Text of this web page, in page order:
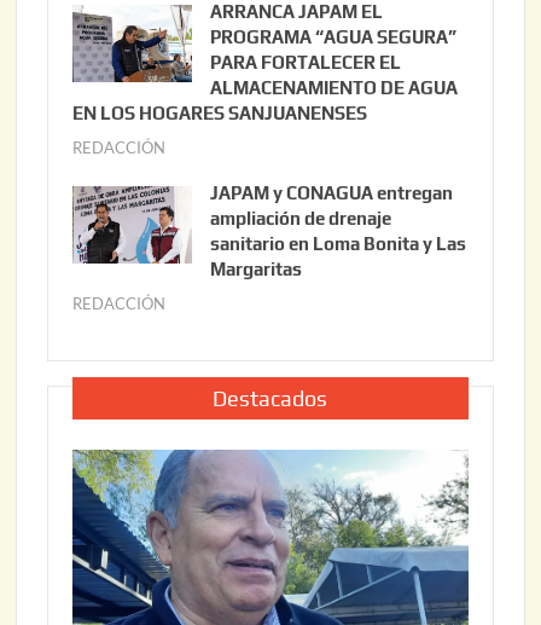
3
,
2
0
i
o
2
2
0
ARRANCA JAPAM EL
PROGRAMA “AGUA SEGURA”
PARA FORTALECER EL
ALMACENAMIENTO DE AGUA
EN LOS HOGARES SANJUANENSES
REDACCIÓN
l
i
o
,
0
2
6
JAPAM y CONAGUA entregan
ampliación de drenaje
sanitario en Loma Bonita y Las
Margaritas
REDACCIÓN
l
o
2
2
,
2
Destacados